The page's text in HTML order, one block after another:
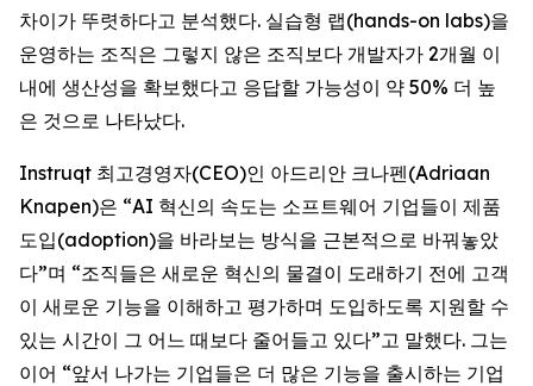
차이가 뚜렷하다고 분석했다. 실습형 랩(hands-on labs)을
운영하는 조직은 그렇지 않은 조직보다 개발자가 2개월 이
내에 생산성을 확보했다고 응답할 가능성이 약 50% 더 높
은 것으로 나타났다.
Instruqt 최고경영자(CEO)인 아드리안 크나펜(Adriaan
Knapen)은 “AI 혁신의 속도는 소프트웨어 기업들이 제품
도입(adoption)을 바라보는 방식을 근본적으로 바꿔놓았
다”며 “조직들은 새로운 혁신의 물결이 도래하기 전에 고객
이 새로운 기능을 이해하고 평가하며 도입하도록 지원할 수
있는 시간이 그 어느 때보다 줄어들고 있다”고 말했다. 그는
이어 “앞서 나가는 기업들은 더 많은 기능을 출시하는 기업